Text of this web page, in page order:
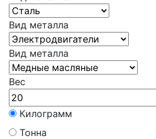
Вид металла
Вид металла
Вес
Килограмм
Тонна